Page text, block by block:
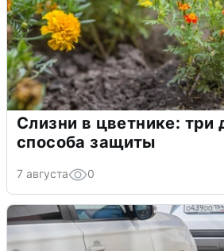
Слизни в цветнике: три
способа защиты
7 августа 0